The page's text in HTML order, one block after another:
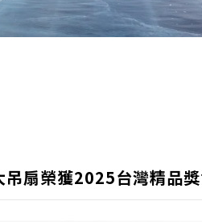
扇榮獲2025台灣精品